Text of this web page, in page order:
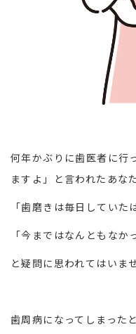
何年かぶりに歯医者に行
ますよ」と言われたあなた
「歯磨きは毎日していた
「今まではなんともなか
と疑問に思われてはいま
歯周病になってしまった